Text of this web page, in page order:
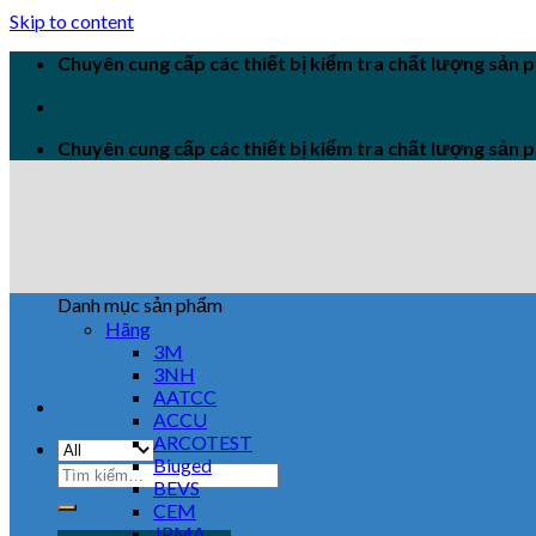
Skip to content
Chuyên cung cấp các thiết bị kiểm tra chất lượng sản
Chuyên cung cấp các thiết bị kiểm tra chất lượng sản
Danh mục sản phẩm
Hãng
3M
3NH
AATCC
ACCU
ARCOTEST
Biuged
BEVS
CEM